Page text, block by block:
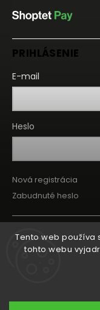
Tento web používa
tohto webu
PRIHLÁSENIE
E-mail
Heslo
Nová registrácia
Zabudnuté heslo